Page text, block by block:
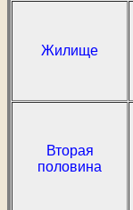
Жилище
Вторая
половина